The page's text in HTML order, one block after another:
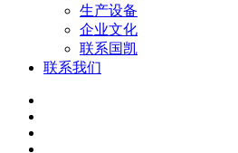
生产设备
企业文化
联系国凯
联系我们